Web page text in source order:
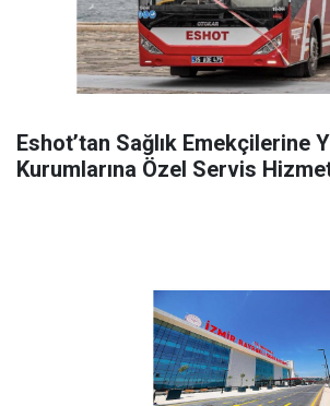
Eshot’tan Sağlık Emekçilerine
Kurumlarına Özel Servis